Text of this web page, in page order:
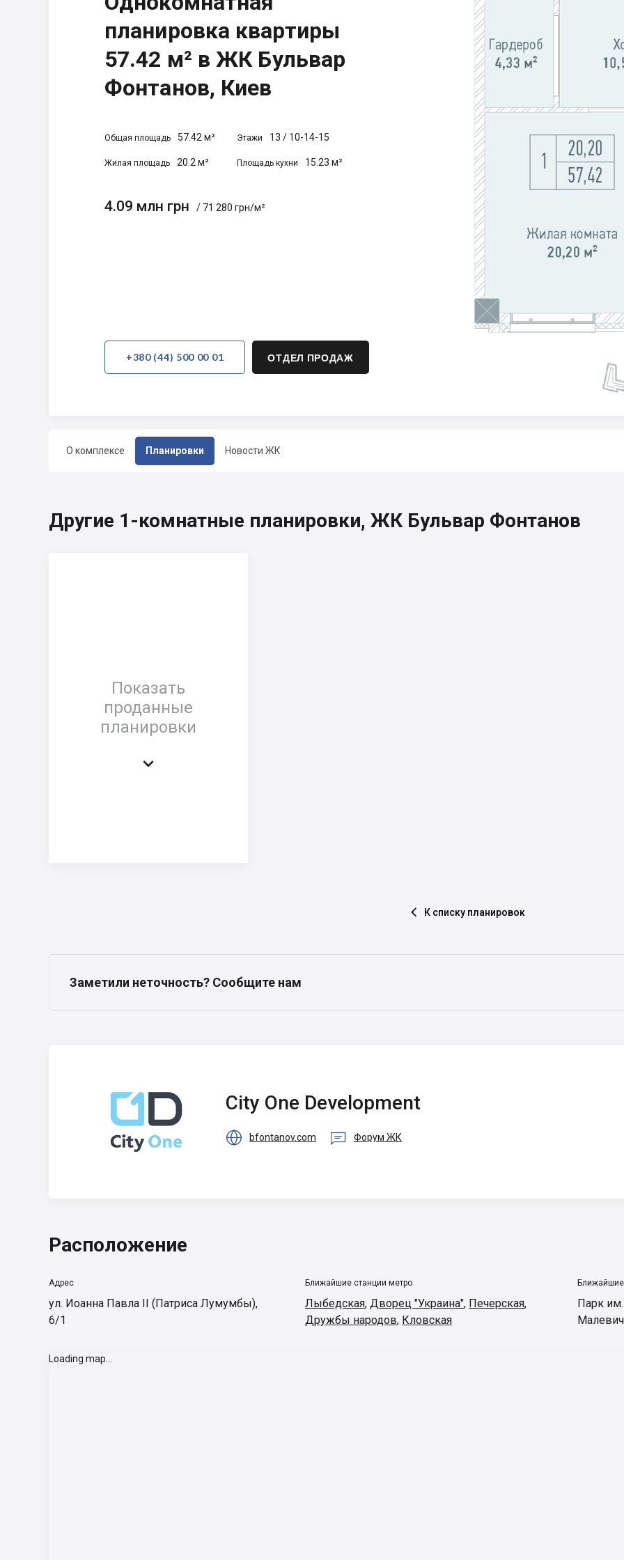
О комплексе Планировки Новости ЖК
планировка квартиры
57.42 м² в ЖК Бульвар
Фонтанов, Киев
Общая площадь 57.42 м² Этажи 13 / 10-14-15
Жилая площадь 20.2 м² Площадь кухни 15.23 м²
4.09 млн грн / 71 280 грн/м²
+380 (44) 500 00 01 ОТДЕЛ ПРОДАЖ
Другие 1-комнатные планировки, ЖК Бульвар Фонтанов
Показать
проданные
планировки

 К списку планировок
Заметили неточность? Сообщите нам
Development
City One Development
 bfontanov.com  Форум ЖК
Расположение
Адрес
ул. Иоанна Павла ІІ (Патриса Лумумбы),
6/1
Ближайшие станции метро
Лыбедская, Дворец "Украина", Печерская,
Дружбы народов, Кловская
Парк
Loading map...